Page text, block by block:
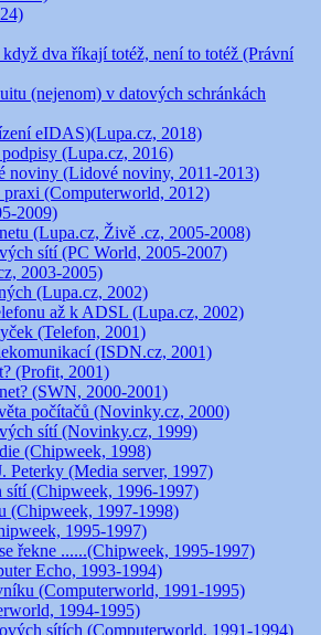
dva říkají totéž, není to totéž (Právní
(nejenom) v datových schránkách
eIDAS)(Lupa.cz, 2018)
(Lupa.cz, 2016)
noviny (Lidové noviny, 2011-2013)
(Computerworld, 2012)
2009)
(Lupa.cz, Živě .cz, 2005-2008)
sítí (PC World, 2005-2007)
2003-2005)
(Lupa.cz, 2002)
až k ADSL (Lupa.cz, 2002)
(Telefon, 2001)
(ISDN.cz, 2001)
(Profit, 2001)
(SWN, 2000-2001)
počítačů (Novinky.cz, 2000)
sítí (Novinky.cz, 1999)
(Chipweek, 1998)
Peterky (Media server, 1997)
(Chipweek, 1996-1997)
(Chipweek, 1997-1998)
1995-1997)
řekne ......(Chipweek, 1995-1997)
Echo, 1993-1994)
(Computerworld, 1991-1995)
1994-1995)
sítích (Computerworld, 1991-1994)